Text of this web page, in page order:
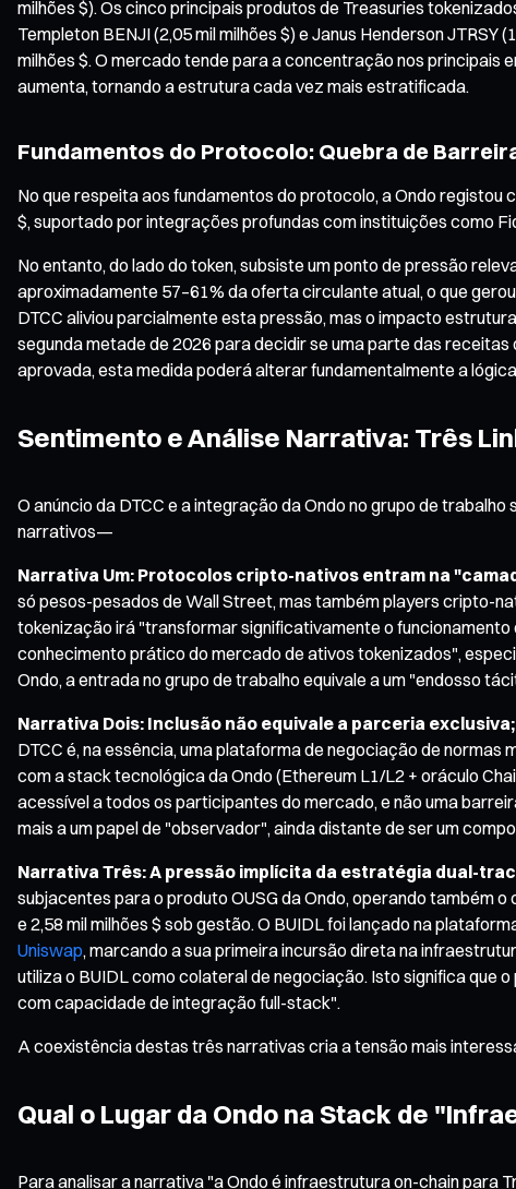
milhões $). Os cinco principais produtos de Treasuries
Templeton BENJI (2,05 mil milhões $) e Janus Henderson
milhões $. O mercado tende para a concentração nos principais
aumenta, tornando a estrutura cada vez mais estratificada.
Fundamentos do Protocolo: Quebra de
No que respeita aos fundamentos do protocolo, a Ondo registou
$, suportado por integrações profundas com instituições como
No entanto, do lado do token, subsiste um ponto de pressão
aproximadamente 57–61% da oferta circulante atual, o que
DTCC aliviou parcialmente esta pressão, mas o impacto
segunda metade de 2026 para decidir se uma parte das
aprovada, esta medida poderá alterar fundamentalmente a
Sentimento e Análise Narrativa: Três
O anúncio da DTCC e a integração da Ondo no grupo de
narrativos—
Narrativa Um: Protocolos cripto-nativos entram na
só pesos-pesados de Wall Street, mas também players cripto-
tokenização irá "transformar significativamente o
conhecimento prático do mercado de ativos tokenizados",
Ondo, a entrada no grupo de trabalho equivale a um "endosso
Narrativa Dois: Inclusão não equivale a parceria
DTCC é, na essência, uma plataforma de negociação de
com a stack tecnológica da Ondo (Ethereum L1/L2 + oráculo
acessível a todos os participantes do mercado, e não uma
mais a um papel de "observador", ainda distante de ser um
Narrativa Três: A pressão implícita da estratégia dual-
subjacentes para o produto OUSG da Ondo, operando também
e 2,58 mil milhões $ sob gestão. O BUIDL foi lançado na
Uniswap, marcando a sua primeira incursão direta na
utiliza o BUIDL como colateral de negociação. Isto significa que
com capacidade de integração full-stack".
A coexistência destas três narrativas cria a tensão mais
Qual o Lugar da Ondo na Stack de
Para analisar a narrativa "a Ondo é infraestrutura on-chain para